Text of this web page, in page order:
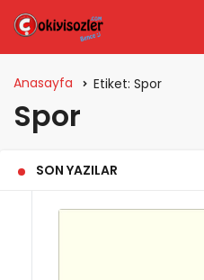
Anasayfa Etiket: Spor
Spor
SON YAZILAR